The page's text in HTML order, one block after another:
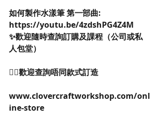
如何製作水漾筆 第一部曲:
https://youtu.be/4zdshPG4Z4M
✨歡迎隨時查詢訂購及課程（公司或私
人包堂）
👉🏻歡迎查詢唔同款式訂造
www.clovercraftworkshop.com/onl
ine-store